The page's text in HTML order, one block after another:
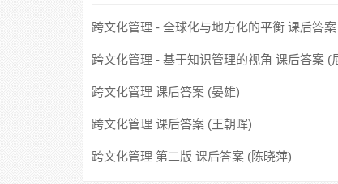
跨文化管理 - 全球化与地方化的平衡 课后答
跨文化管理 - 基于知识管理的视角 课后答案 (
尔顿/Nigel J.)
跨文化管理 课后答案 (晏雄)
跨文化管理 课后答案 (王朝晖)
跨文化管理 第二版 课后答案 (陈晓萍)